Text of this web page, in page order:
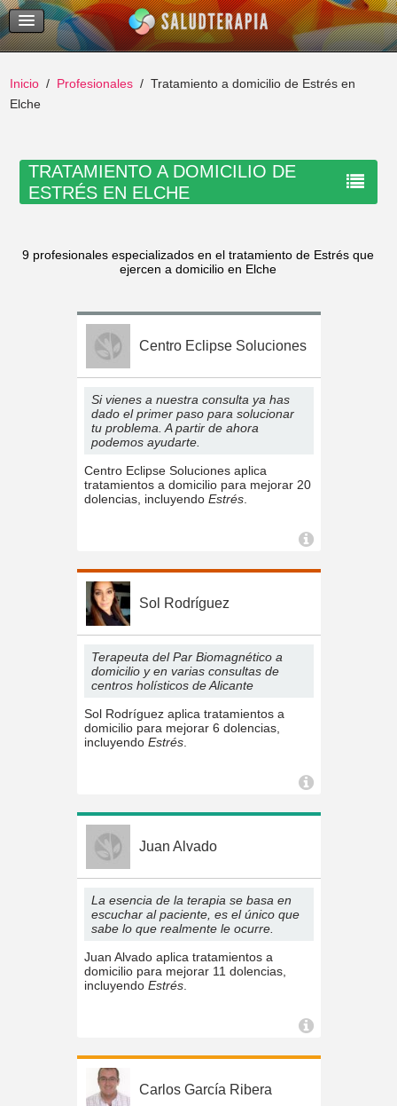
Temas Recientes
Buscar
Inicio Profesionales
Tratamiento a domicilio de Estrés en
Elche
TRATAMIENTO A DOMICILIO DE
ESTRÉS EN ELCHE
9 profesionales especializados en el tratamiento de Estrés que
ejercen a domicilio en Elche
Centro Eclipse Soluciones
Si vienes a nuestra consulta ya has
dado el primer paso para solucionar
tu problema. A partir de ahora
podemos ayudarte.
Centro Eclipse Soluciones aplica
tratamientos a domicilio para mejorar 20
dolencias, incluyendo Estrés.
Sol Rodríguez
Terapeuta del Par Biomagnético a
domicilio y en varias consultas de
centros holísticos de Alicante
Sol Rodríguez aplica tratamientos a
domicilio para mejorar 6 dolencias,
incluyendo Estrés.
Juan Alvado
La esencia de la terapia se basa en
escuchar al paciente, es el único que
sabe lo que realmente le ocurre.
Juan Alvado aplica tratamientos a
domicilio para mejorar 11 dolencias,
incluyendo Estrés.
Carlos García Ribera